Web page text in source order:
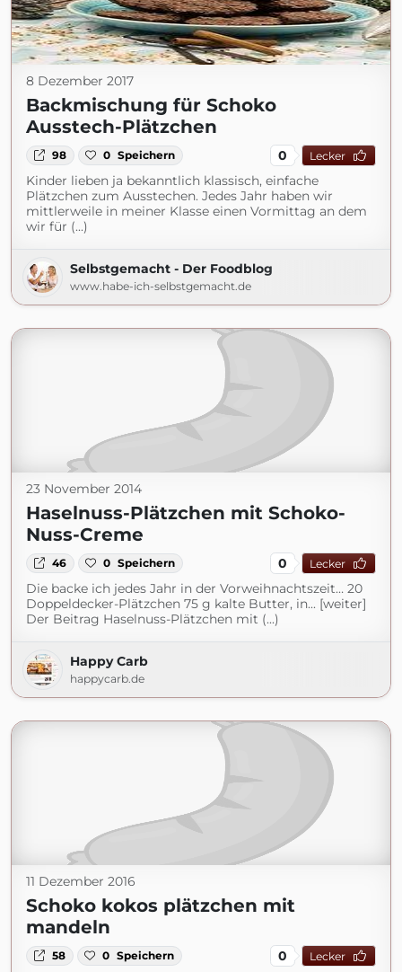
8 Dezember 2017
Backmischung für Schoko
Ausstech-Plätzchen
98 0 Speichern 0 Lecker
Kinder lieben ja bekanntlich klassisch, einfache
Plätzchen zum Ausstechen. Jedes Jahr haben wir
mittlerweile in meiner Klasse einen Vormittag an dem
wir für (...)
Selbstgemacht - Der Foodblog
www.habe-ich-selbstgemacht.de
23 November 2014
Haselnuss-Plätzchen mit Schoko-
Nuss-Creme
46 0 Speichern 0 Lecker
Die backe ich jedes Jahr in der Vorweihnachtszeit… 20
Doppeldecker-Plätzchen 75 g kalte Butter, in... [weiter]
Der Beitrag Haselnuss-Plätzchen mit (...)
Happy Carb
happycarb.de
11 Dezember 2016
Schoko kokos plätzchen mit
mandeln
58 0 Speichern 0 Lecker